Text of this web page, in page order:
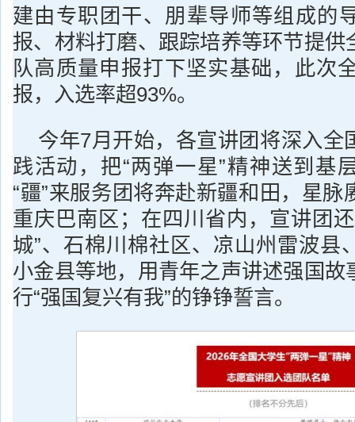
建由专职团干、朋辈导师等组成的
报、材料打磨、跟踪培养等环节提供
队高质量申报打下坚实基础，此次
报，入选率超93%。
今年7月开始，各宣讲团将深入全
践活动，把“两弹一星”精神送到基
“疆”来服务团将奔赴新疆和田，星脉
重庆巴南区；在四川省内，宣讲团
城”、石棉川棉社区、凉山州雷波县
小金县等地，用青年之声讲述强国故
行“强国复兴有我”的铮铮誓言。